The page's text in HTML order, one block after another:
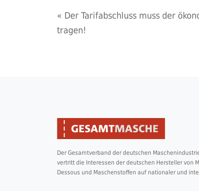
« Der Tarifabschluss muss der
tragen!
Der Gesamtverband der deutschen
vertritt die Interessen der deutschen Hersteller von
Dessous und Maschenstoffen auf nationaler und